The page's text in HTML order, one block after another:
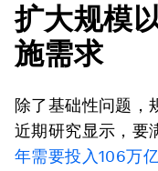
扩大规模
施需求
除了基础性问题，
近期研究显示，要
年需要投入106万